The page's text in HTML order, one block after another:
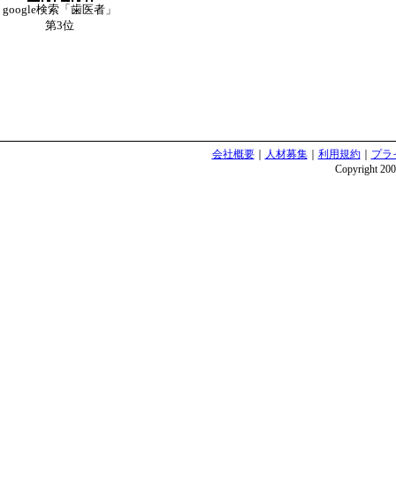
google検索「歯医者」
第3位
会社概要｜ 人材募集｜ 利用規約｜ プラ
Copyright